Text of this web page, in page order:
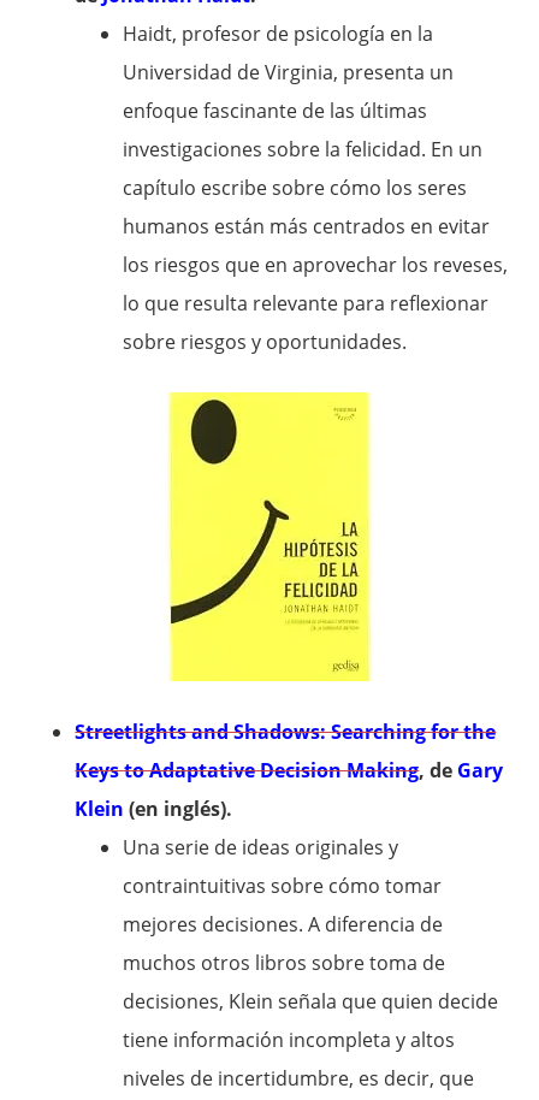
Haidt, profesor de psicología en la
Universidad de Virginia, presenta un
enfoque fascinante de las últimas
investigaciones sobre la felicidad. En un
capítulo escribe sobre cómo los seres
humanos están más centrados en evitar
los riesgos que en aprovechar los reveses,
lo que resulta relevante para reflexionar
sobre riesgos y oportunidades.
Streetlights and Shadows: Searching for the
Keys to Adaptative Decision Making, de Gary
Klein (en inglés).
Una serie de ideas originales y
contraintuitivas sobre cómo tomar
mejores decisiones. A diferencia de
muchos otros libros sobre toma de
decisiones, Klein señala que quien decide
tiene información incompleta y altos
niveles de incertidumbre, es decir, que